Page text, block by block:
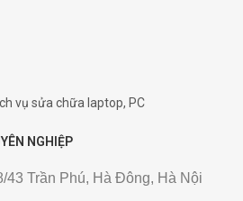
vụ sửa chữa laptop, PC
NGHIỆP
43 Trần Phú, Hà Đông, Hà Nội